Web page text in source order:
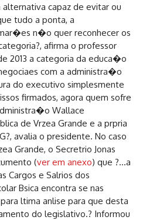
alternativa capaz de evitar ou
tudo a ponta, a
n�o quer reconhecer os
afirma o professor
2013 a categoria da educa�o
com a administra�o
do executivo simplesmente
firmados, agora quem sofre
Wallace
de Vrzea Grande e a prpria
avalia o presidente. No caso
Grande, o Secretrio Jonas
(ver em anexo) que ?…a
Cargos e Salrios dos
Bsica encontra se nas
ltima anlise para que desta
do legislativo.? Informou